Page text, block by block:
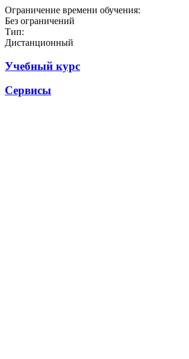
Ограничение времени обучения:
Без ограничений
Тип:
Дистанционный
Учебный курс
Сервисы